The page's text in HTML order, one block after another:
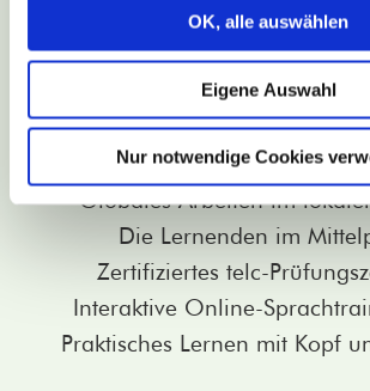
OK, alle auswählen
Eigene Auswahl
Nur notwendige Cookies
Das Plus bei Vivat
Wo sind Sie jetzt? –
Analysis/
Wo wollen Sie hin? – Analyse
Ressourcen
Globales Arbeiten im
Die Lernenden im
Zertifiziertes telc-
Interaktive Online-
Praktisches Lernen mit Kopf